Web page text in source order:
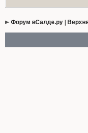
Форум вСалде.ру |